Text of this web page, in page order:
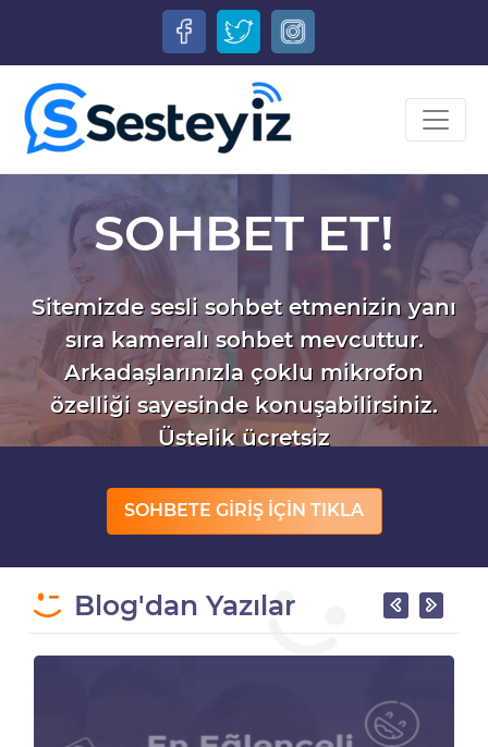
SOHBET ET!
Sitemizde sesli sohbet etmenizin yanı
sıra kameralı sohbet mevcuttur.
Arkadaşlarınızla çoklu mikrofon
özelliği sayesinde konuşabilirsiniz.
Üstelik ücretsiz
SOHBETE GİRİŞ İÇİN TIKLA
Blog'dan Yazılar